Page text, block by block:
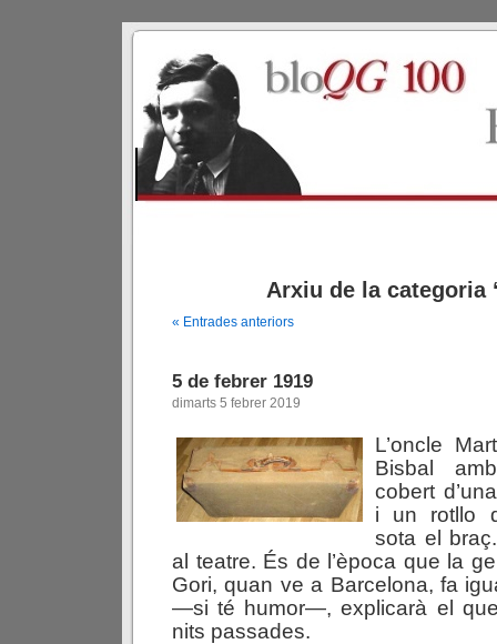
Arxiu de la categoria
« Entrades anteriors
5 de febrer 1919
dimarts 5 febrer 2019
L’oncle
Bisbal
cobert
i un rotllo
sota el
al teatre. És de l’època que la
Gori, quan ve a Barcelona, fa
—si té humor—, explicarà el
nits passades.